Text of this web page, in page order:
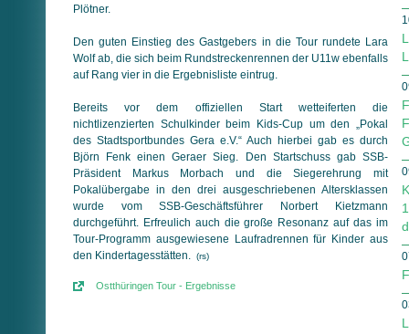
Plötner.
Den guten Einstieg des Gastgebers in die Tour rundete Lara
Wolf ab, die sich beim Rundstreckenrennen der U11w ebenfalls
auf Rang vier in die Ergebnisliste eintrug.
Bereits vor dem offiziellen Start wetteiferten die
nichtlizenzierten Schulkinder beim Kids-Cup um den „Pokal
des Stadtsportbundes Gera e.V.“ Auch hierbei gab es durch
Björn Fenk einen Geraer Sieg. Den Startschuss gab SSB-
Präsident Markus Morbach und die Siegerehrung mit
Pokalübergabe in den drei ausgeschriebenen Altersklassen
wurde vom SSB-Geschäftsführer Norbert Kietzmann
durchgeführt. Erfreulich auch die große Resonanz auf das im
Tour-Programm ausgewiesene Laufradrennen für Kinder aus
den Kindertagesstätten. (rs)
Ostthüringen Tour - Ergebnisse